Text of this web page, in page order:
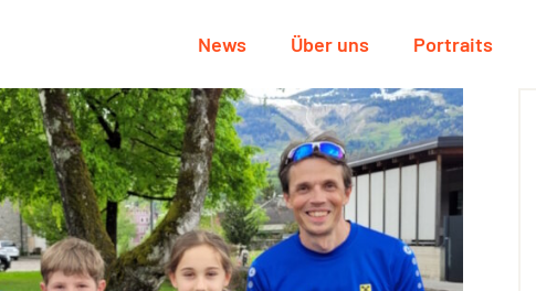
News Über uns Portraits